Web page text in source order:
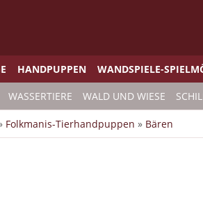
HANDPUPPEN WANDSPIELE-
WASSERTIERE WALD UND WIESE
Folkmanis-Tierhandpuppen » Bären